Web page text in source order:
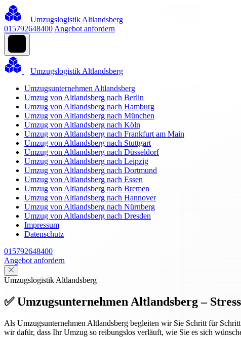
Umzugslogistik Altlandsberg
015792648400 Angebot anfordern
Umzugslogistik Altlandsberg
Umzugsunternehmen Altlandsberg
Umzug von Altlandsberg nach Berlin
Umzug von Altlandsberg nach Hamburg
Umzug von Altlandsberg nach München
Umzug von Altlandsberg nach Köln
Umzug von Altlandsberg nach Frankfurt am Main
Umzug von Altlandsberg nach Stuttgart
Umzug von Altlandsberg nach Düsseldorf
Umzug von Altlandsberg nach Leipzig
Umzug von Altlandsberg nach Dortmund
Umzug von Altlandsberg nach Essen
Umzug von Altlandsberg nach Bremen
Umzug von Altlandsberg nach Hannover
Umzug von Altlandsberg nach Nürnberg
Umzug von Altlandsberg nach Dresden
Impressum
Datenschutz
015792648400
Angebot anfordern
Umzugslogistik Altlandsberg
✅ Umzugsunternehmen Altlandsberg –
Als Umzugsunternehmen Altlandsberg begleiten wir Sie Schritt für
wir dafür, dass Ihr Umzug so reibungslos verläuft, wie Sie es sich